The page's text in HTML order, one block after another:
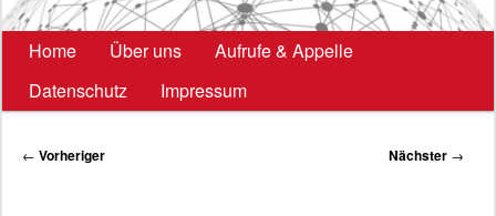
Hauptmenü
Home Über uns
Aufrufe & Appelle
Datenschutz
Impressum
Beitragsnavigation
← Vorheriger Nächster →